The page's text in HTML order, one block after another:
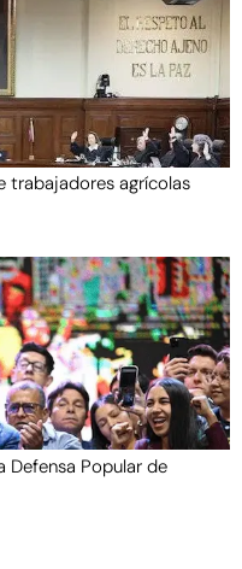
trabajadores agrícolas
Defensa Popular de